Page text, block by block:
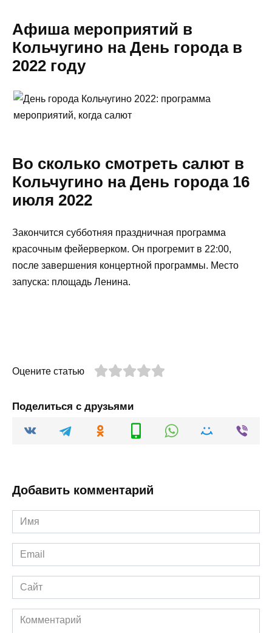
Афиша мероприятий в
Кольчугино на День города в
2022 году
Во сколько смотреть салют в
Кольчугино на День города 16
июля 2022
Закончится субботняя праздничная программа
красочным фейерверком. Он прогремит в 22:00,
после завершения концертной программы. Место
запуска: площадь Ленина.
Оцените статью
Поделиться с друзьями
Добавить комментарий
Имя
*
Email
*
Сайт
Комментарий